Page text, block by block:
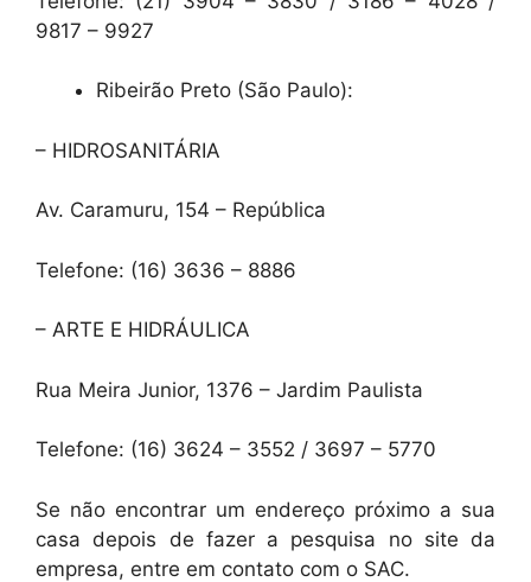
9817 – 9927
Ribeirão Preto (São Paulo):
– HIDROSANITÁRIA
Av. Caramuru, 154 – República
Telefone: (16) 3636 – 8886
– ARTE E HIDRÁULICA
Rua Meira Junior, 1376 – Jardim Paulista
Telefone: (16) 3624 – 3552 / 3697 – 5770
Se não encontrar um endereço próximo a sua
casa depois de fazer a pesquisa no site da
empresa, entre em contato com o SAC.